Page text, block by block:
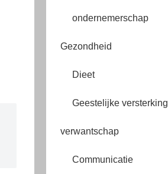
ondernemerschap
Gezondheid
Dieet
Geestelijke versterking
verwantschap
Communicatie